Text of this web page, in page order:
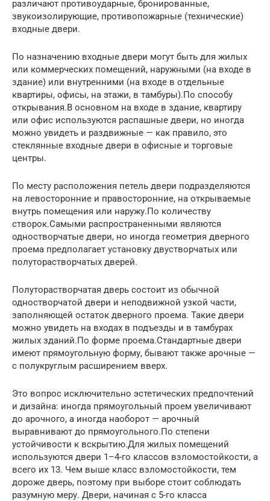
различают противоударные, бронированные,
звукоизолирующие, противопожарные (технические)
входные двери.
По назначению входные двери могут быть для жилых
или коммерческих помещений, наружными (на входе в
здание) или внутренними (на входе в отдельные
квартиры, офисы, на этажи, в тамбуры).По способу
открывания.В основном на входе в здание, квартиру
или офис используются распашные двери, но иногда
можно увидеть и раздвижные — как правило, это
стеклянные входные двери в офисные и торговые
центры.
По месту расположения петель двери подразделяются
на левосторонние и правосторонние, на открываемые
внутрь помещения или наружу.По количеству
створок.Самыми распространенными являются
одностворчатые двери, но иногда геометрия дверного
проема предполагает установку двустворчатых или
полуторастворчатых дверей.
Полуторастворчатая дверь состоит из обычной
одностворчатой двери и неподвижной узкой части,
заполняющей остаток дверного проема. Такие двери
можно увидеть на входах в подъезды и в тамбурах
жилых зданий.По форме проема.Стандартные двери
имеют прямоугольную форму, бывают также арочные —
с полукруглым расширением вверх.
Это вопрос исключительно эстетических предпочтений
и дизайна: иногда прямоугольный проем увеличивают
до арочного, а иногда наоборот — арочный
выравнивают до прямоугольного.По степени
устойчивости к вскрытию.Для жилых помещений
используются двери 1–4-го классов взломостойкости, а
всего их 13. Чем выше класс взломостойкости, тем
дороже дверь, поэтому при выборе стоит соблюдать
разумную меру. Двери, начиная с 5-го класса